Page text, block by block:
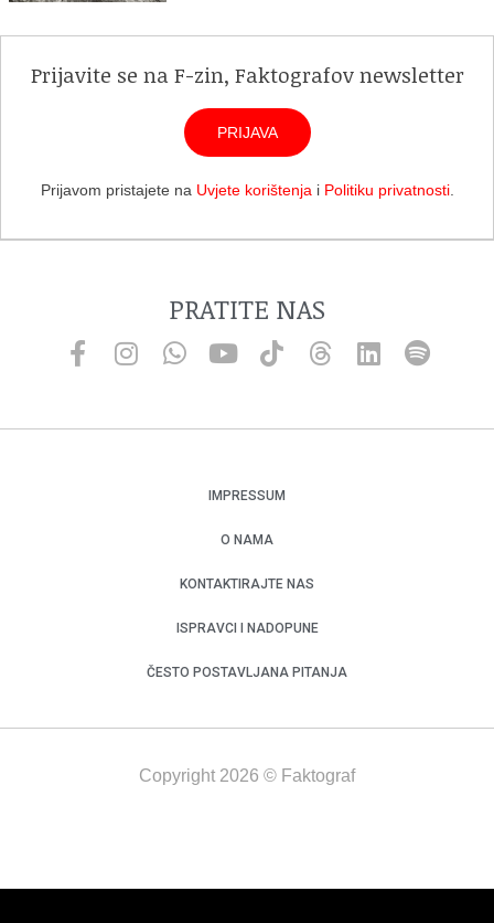
Prijavite se na F-zin, Faktografov newsletter
PRIJAVA
Prijavom pristajete na Uvjete korištenja i Politiku privatnosti.
PRATITE NAS
IMPRESSUM
O NAMA
KONTAKTIRAJTE NAS
ISPRAVCI I NADOPUNE
ČESTO POSTAVLJANA PITANJA
Copyright 2026 © Faktograf